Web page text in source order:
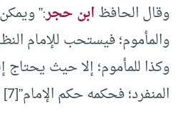
وقال الحافظابن حجر:”
والمأموم؛ فيستحب للإمام
وكذا للمأموم؛ إلا حيث يحتاج
المنفرد؛ فحكمه حكم الإمام”[7]